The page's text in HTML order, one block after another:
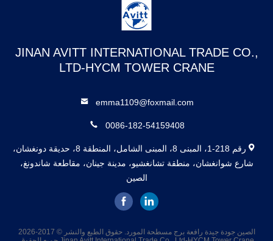
JINAN AVITT INTERNATIONAL TRADE CO.,
LTD-HYCM TOWER CRANE
emma1109@foxmail.com
0086-182-54159408
رقم 218-1، المبنى 8، المبنى الشامل، المنطقة 8، حديقة دونغشان،
شارع شوانغشان، منطقة تشانغشيو، مدينة جينان، مقاطعة شاندونغ،
الصين
الصين جودة جيدة رافعة برج مسطحة المورد. حقوق الطبع والنشر © 2017-2026